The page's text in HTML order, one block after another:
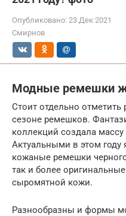
Опубликовано: 23 Дек 2021
Смирнов
Модные ремешки
Стоит отдельно
сезоне ремешков.
коллекций создала
Актуальными в этом году
кожаные ремешки
так и более
сыромятной кожи.
Разнообразны и формы